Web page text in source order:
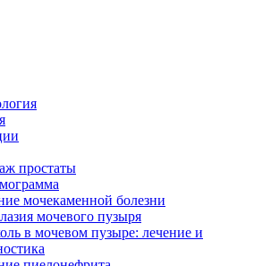
простаты
мочекаменной болезни
мочевого пузыря
в мочевом пузыре: лечение и